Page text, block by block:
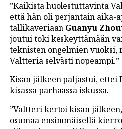
”Kaikista huolestuttavinta
että hän oli perjantain aika-
tallikaveriaan Guanyu
joutui toki keskeyttämään
teknisten ongelmien vuoksi,
Valtteria selvästi nopeampi.”
Kisan jälkeen paljastui, ettei
kisassa parhaassa iskussa.
”Valtteri kertoi kisan
osumaa ensimmäisellä